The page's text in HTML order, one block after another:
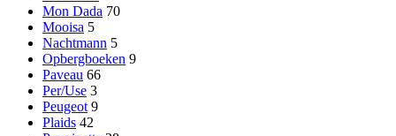
Mon Dada 70
Mooisa 5
Nachtmann 5
Opbergboeken 9
Paveau 66
Per/Use 3
Peugeot 9
Plaids 42